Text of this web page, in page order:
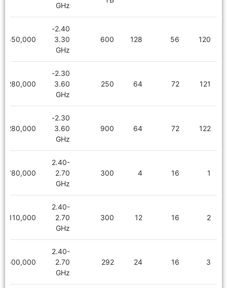
GHz
120
56
128
600
2.40-
3.30
GHz
6,550,000
121
72
64
250
2.30-
3.60
GHz
8,280,000
122
72
64
900
2.30-
3.60
GHz
8,280,000
1
16
4
300
2.40-
2.70
GHz
780,000
2
16
12
300
2.40-
2.70
GHz
1,110,000
3
16
24
292
2.40-
2.70
GHz
1,500,000